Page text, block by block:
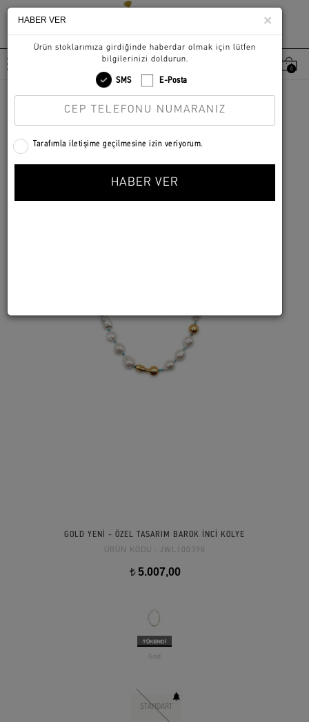
0
GOLD YENİ - ÖZEL TASARIM BAROK İNCİ KOLYE
ÜRÜN KODU : JWL100398
t5.007,00
Gold
STANDART
×
HABER VER